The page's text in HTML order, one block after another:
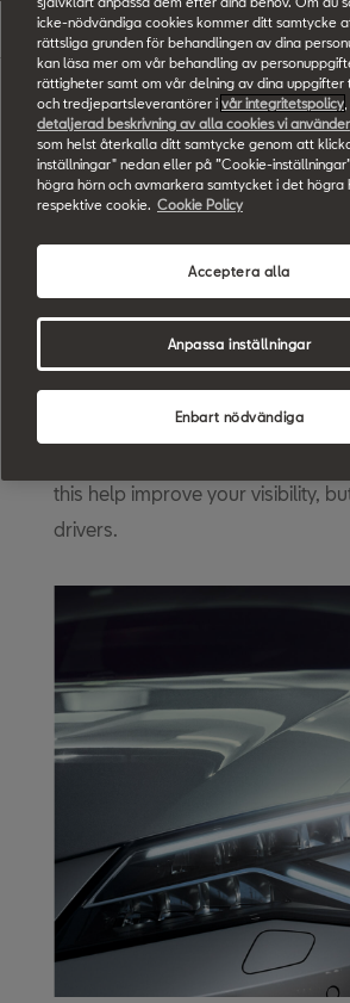
I J K L M N O P
Search
Automatic
The dusk sensor detects the
headlights when it starts to turn
view mirror. Your headlights
They turn off automatically
this help improve your visibility,
drivers.
icke-nödvändiga cookies kommer ditt samtycke
rättsliga grunden för behandlingen av dina
kan läsa mer om vår behandling av
rättigheter samt om vår delning av dina uppgifter
och tredjepartsleverantörer i vår integritetspolicy
detaljerad beskrivning av alla cookies vi använder
som helst återkalla ditt samtycke genom att
inställningar" nedan eller på ”Cookie-
högra hörn och avmarkera samtycket i det högra
respektive cookie. Cookie Policy
Enbart nödvändiga
Acceptera alla
Anpassa inställningar